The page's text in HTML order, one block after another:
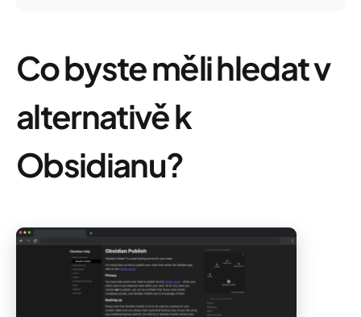
Co byste měli hledat v
alternativě k
Obsidianu?